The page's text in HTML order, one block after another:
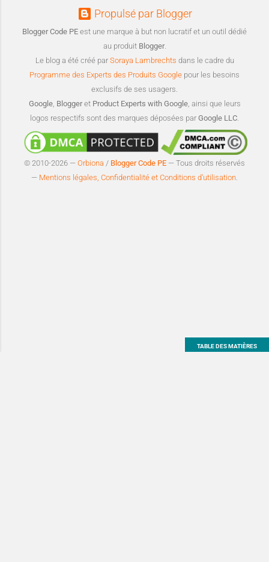
TABLE DES MATIÈRES
Propulsé par Blogger
Blogger Code PE est une marque à but non lucratif et un outil dédié
au produit Blogger.
Le blog a été créé par Soraya Lambrechts dans le cadre du
Programme des Experts des Produits Google pour les besoins
exclusifs de ses usagers.
Google, Bloggeret Product Experts with Google, ainsi que leurs
logos respectifs sont des marques déposées par Google LLC.
© 2010-2026 — Orbiona / Blogger Code PE — Tous droits réservés
— Mentions légales, Confidentialité et Conditions d’utilisation